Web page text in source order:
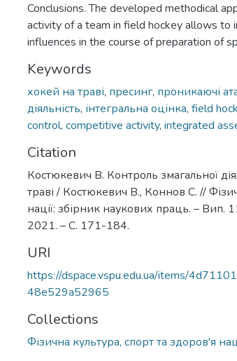
Conclusions. The developed methodical
activity of a team in field hockey allows to
influences in the course of preparation of
Keywords
хокей на траві, пресинг, проникаючі
діяльність, інтегральна оцінка, field
control, competitive activity, integrated
Citation
Костюкевич В. Контроль змагальної
траві / Костюкевич В., Коннов С. //
нації: збірник наукових праць. – Вип.
2021. – С. 171-184.
URI
https://dspace.vspu.edu.ua/items/
48e529a52965
Collections
Фізична культура, спорт та здоров'я